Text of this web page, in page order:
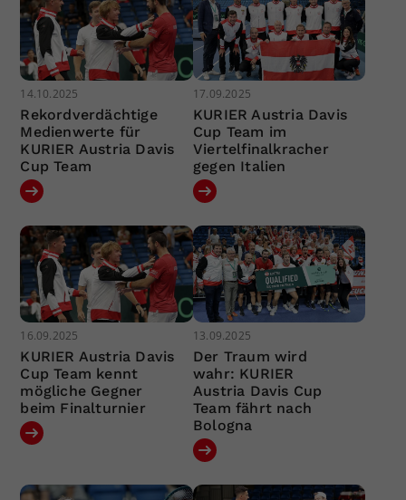
14.10.2025
Rekordverdächtige
Medienwerte für
KURIER Austria Davis
Cup Team
17.09.2025
KURIER Austria Davis
Cup Team im
Viertelfinalkracher
gegen Italien
16.09.2025
KURIER Austria Davis
Cup Team kennt
mögliche Gegner
beim Finalturnier
13.09.2025
Der Traum wird
wahr: KURIER
Austria Davis Cup
Team fährt nach
Bologna